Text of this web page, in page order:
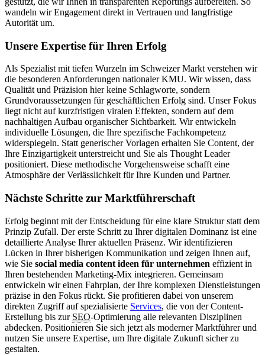
wandeln wir Engagement direkt in Vertrauen und langfristige
Autorität um.
Unsere Expertise für Ihren Erfolg
Als Spezialist mit tiefen Wurzeln im Schweizer Markt verstehen wir
die besonderen Anforderungen nationaler KMU. Wir wissen, dass
Qualität und Präzision hier keine Schlagworte, sondern
Grundvoraussetzungen für geschäftlichen Erfolg sind. Unser Fokus
liegt nicht auf kurzfristigen viralen Effekten, sondern auf dem
nachhaltigen Aufbau organischer Sichtbarkeit. Wir entwickeln
individuelle Lösungen, die Ihre spezifische Fachkompetenz
widerspiegeln. Statt generischer Vorlagen erhalten Sie Content, der
Ihre Einzigartigkeit unterstreicht und Sie als Thought Leader
positioniert. Diese methodische Vorgehensweise schafft eine
Atmosphäre der Verlässlichkeit für Ihre Kunden und Partner.
Nächste Schritte zur Marktführerschaft
Erfolg beginnt mit der Entscheidung für eine klare Struktur statt dem
Prinzip Zufall. Der erste Schritt zu Ihrer digitalen Dominanz ist eine
detaillierte Analyse Ihrer aktuellen Präsenz. Wir identifizieren
Lücken in Ihrer bisherigen Kommunikation und zeigen Ihnen auf,
wie Sie social media content ideen für unternehmen effizient in
Ihren bestehenden Marketing-Mix integrieren. Gemeinsam
entwickeln wir einen Fahrplan, der Ihre komplexen Dienstleistungen
präzise in den Fokus rückt. Sie profitieren dabei von unserem
direkten Zugriff auf spezialisierte Services, die von der Content-
Erstellung bis zur SEO-Optimierung alle relevanten Disziplinen
abdecken. Positionieren Sie sich jetzt als moderner Marktführer und
nutzen Sie unsere Expertise, um Ihre digitale Zukunft sicher zu
gestalten.